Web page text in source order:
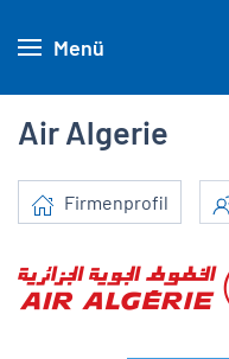
Menü
Air Algerie
Firmenprofil